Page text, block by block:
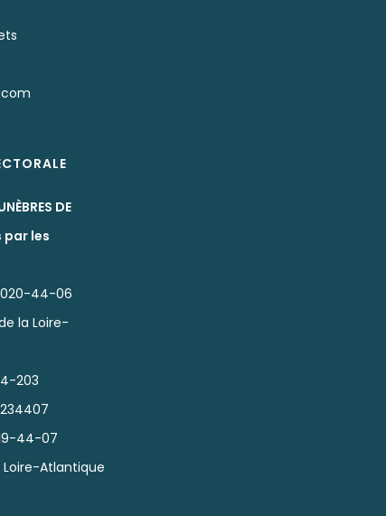
DE
par les
44-06
la Loire-
203
44-07
Atlantique